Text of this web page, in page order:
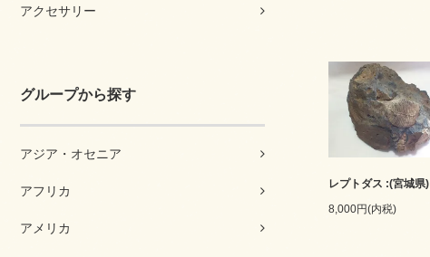
アクセサリー
グループから探す
アジア・オセニア
アフリカ
アメリカ
レプトダス :(宮城県)
8,000円(内税)